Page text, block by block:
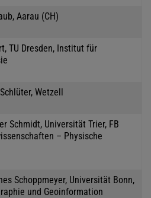
Aarau (CH)
TU Dresden, Institut für
Wetzell
Schmidt, Universität Trier, FB
– Physische
Schoppmeyer, Universität Bonn,
und Geoinformation